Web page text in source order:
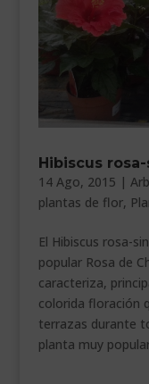
DECORACIÓN
CONTACTAR
BLOG
VEURE EN CATALÀ
Hibiscus
14 Ago, 2015 |
plantas de flor,
El Hibiscus rosa-
popular Rosa de
caracteriza,
colorida floración
terrazas durante
planta muy